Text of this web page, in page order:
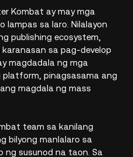
Kombat ay may mga
lampas sa laro. Nilalayon
publishing ecosystem,
sa pag-develop
magdadala ng mga
platform, pinagsasama ang
magdala ng mass
team sa kanilang
bilyong manlalaro sa
ng susunod na taon. Sa